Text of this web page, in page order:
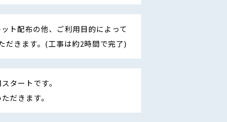
ト配布の他、ご利用目的によって
きます。(工事は約2時間で完了)
タートです。
だきます。